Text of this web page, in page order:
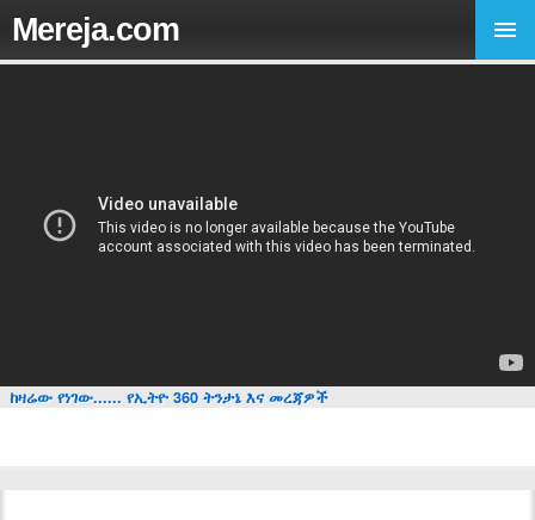
Mereja.com
ከዛሬው የነገው...... የኢትዮ 360 ትንታኔ እና መረጃዎች